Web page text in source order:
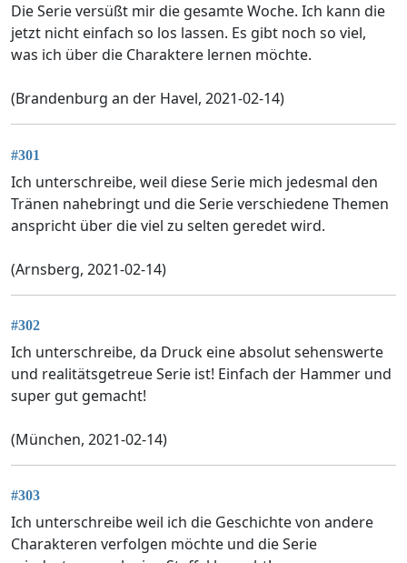
Die Serie versüßt mir die gesamte Woche. Ich kann die
jetzt nicht einfach so los lassen. Es gibt noch so viel,
was ich über die Charaktere lernen möchte.
(Brandenburg an der Havel, 2021-02-14)
#301
Ich unterschreibe, weil diese Serie mich jedesmal den
Tränen nahebringt und die Serie verschiedene Themen
anspricht über die viel zu selten geredet wird.
(Arnsberg, 2021-02-14)
#302
Ich unterschreibe, da Druck eine absolut sehenswerte
und realitätsgetreue Serie ist! Einfach der Hammer und
super gut gemacht!
(München, 2021-02-14)
#303
Ich unterschreibe weil ich die Geschichte von andere
Charakteren verfolgen möchte und die Serie